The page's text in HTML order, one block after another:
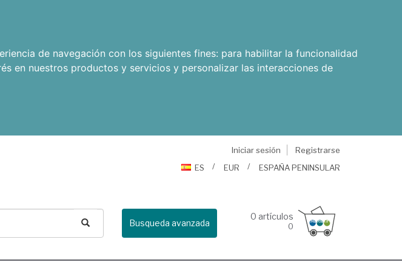
de navegación con los siguientes fines: para habilitar la funcionalidad
en nuestros productos y servicios y personalizar las interacciones de
Iniciar sesión
Registrarse
ES
EUR ESPAÑA PENINSULAR
Busqueda avanzada
0 artículos
0